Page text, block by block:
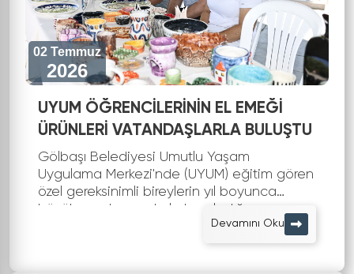
02 Temmuz
2026
UYUM ÖĞRENCİLERİNİN EL EMEĞİ
ÜRÜNLERİ VATANDAŞLARLA BULUŞTU
Gölbaşı Belediyesi Umutlu Yaşam
Uygulama Merkezi'nde (UYUM) eğitim gören
özel gereksinimli bireylerin yıl boyunca
büyük emek ve sabırla hazırladığı
birbirinden değerli el işi ürünler, Atatürk
Devamını Oku